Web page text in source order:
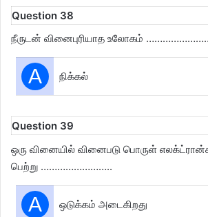
Question 38
நீருடன் வினைபுரியாத உலோகம்
A நிக்கல்
Question 39
ஒரு வினையில் வினைபடு பொருள்
பெற்று ……………………..
A ஒடுக்கம் அடைகிறது